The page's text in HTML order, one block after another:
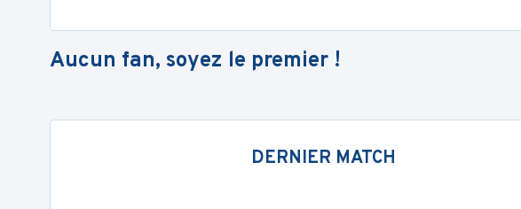
Aucun fan, soyez le premier !
DERNIER MATCH